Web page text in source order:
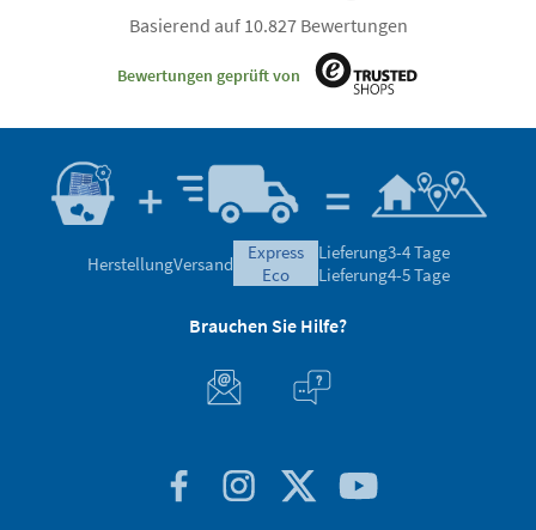
Basierend auf 10.827 Bewertungen
Bewertungen geprüft von
HerstellungVersand
express
eco
Lieferung3-4 Tage
Lieferung4-5 Tage
Brauchen Sie Hilfe?